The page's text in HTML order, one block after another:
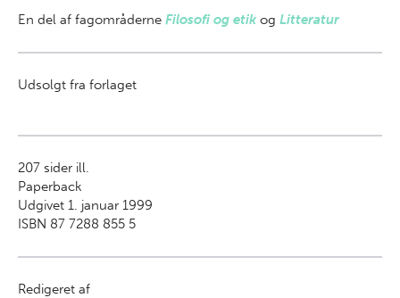
En del af fagområderne Filosofi og etikog Litteratur
Udsolgt fra forlaget
207 sider ill.
Paperback
Udgivet 1. januar 1999
ISBN 87 7288 855 5
Redigeret af